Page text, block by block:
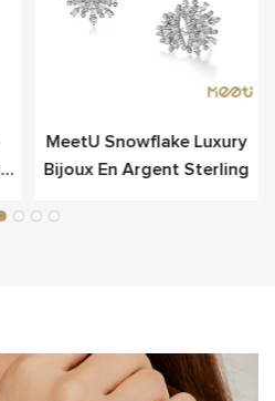
MeetU Snowflake Luxury
Bijoux En Argent Sterling